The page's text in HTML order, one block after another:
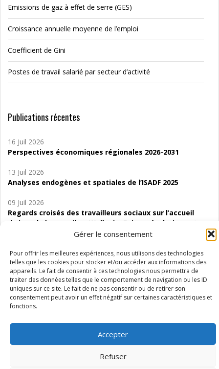
Gérer le consentement
Pour offrir les meilleures expériences, nous utilisons des technologies
telles que les cookies pour stocker et/ou accéder aux informations des
appareils. Le fait de consentir à ces technologies nous permettra de
traiter des données telles que le comportement de navigation ou les ID
uniques sur ce site. Le fait de ne pas consentir ou de retirer son
consentement peut avoir un effet négatif sur certaines caractéristiques et
fonctions.
Accepter
Refuser
Emissions de gaz à effet de serre (GES)
Croissance annuelle moyenne de l’emploi
Coefficient de Gini
Postes de travail salarié par secteur d’activité
Publications récentes
16 Juil 2026
Perspectives économiques régionales 2026-2031
13 Juil 2026
Analyses endogènes et spatiales de l’ISADF 2025
09 Juil 2026
Regards croisés des travailleurs sociaux sur l’accueil
de jour de bas seuil en Wallonie. Enjeux, évolutions et
06 Juil 2026
Étude d’évaluabilité des Structures
d’accompagnement à l’autocréation d’emploi (SAACE)
01 Juil 2026
Pénurie du personnel infirmier :quels indicateurs
Wallonie ?